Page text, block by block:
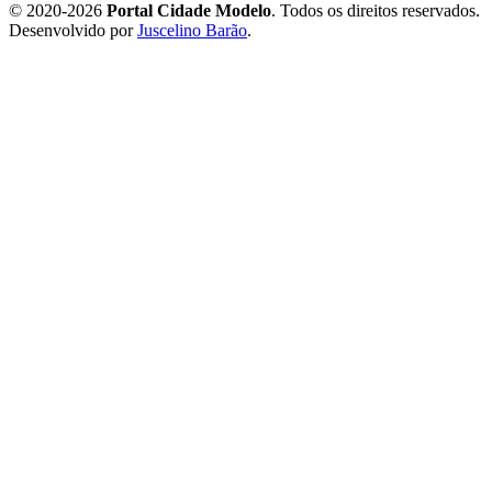
© 2020-2026 Portal Cidade Modelo. Todos os direitos reservados.
Desenvolvido porJuscelino Barão.